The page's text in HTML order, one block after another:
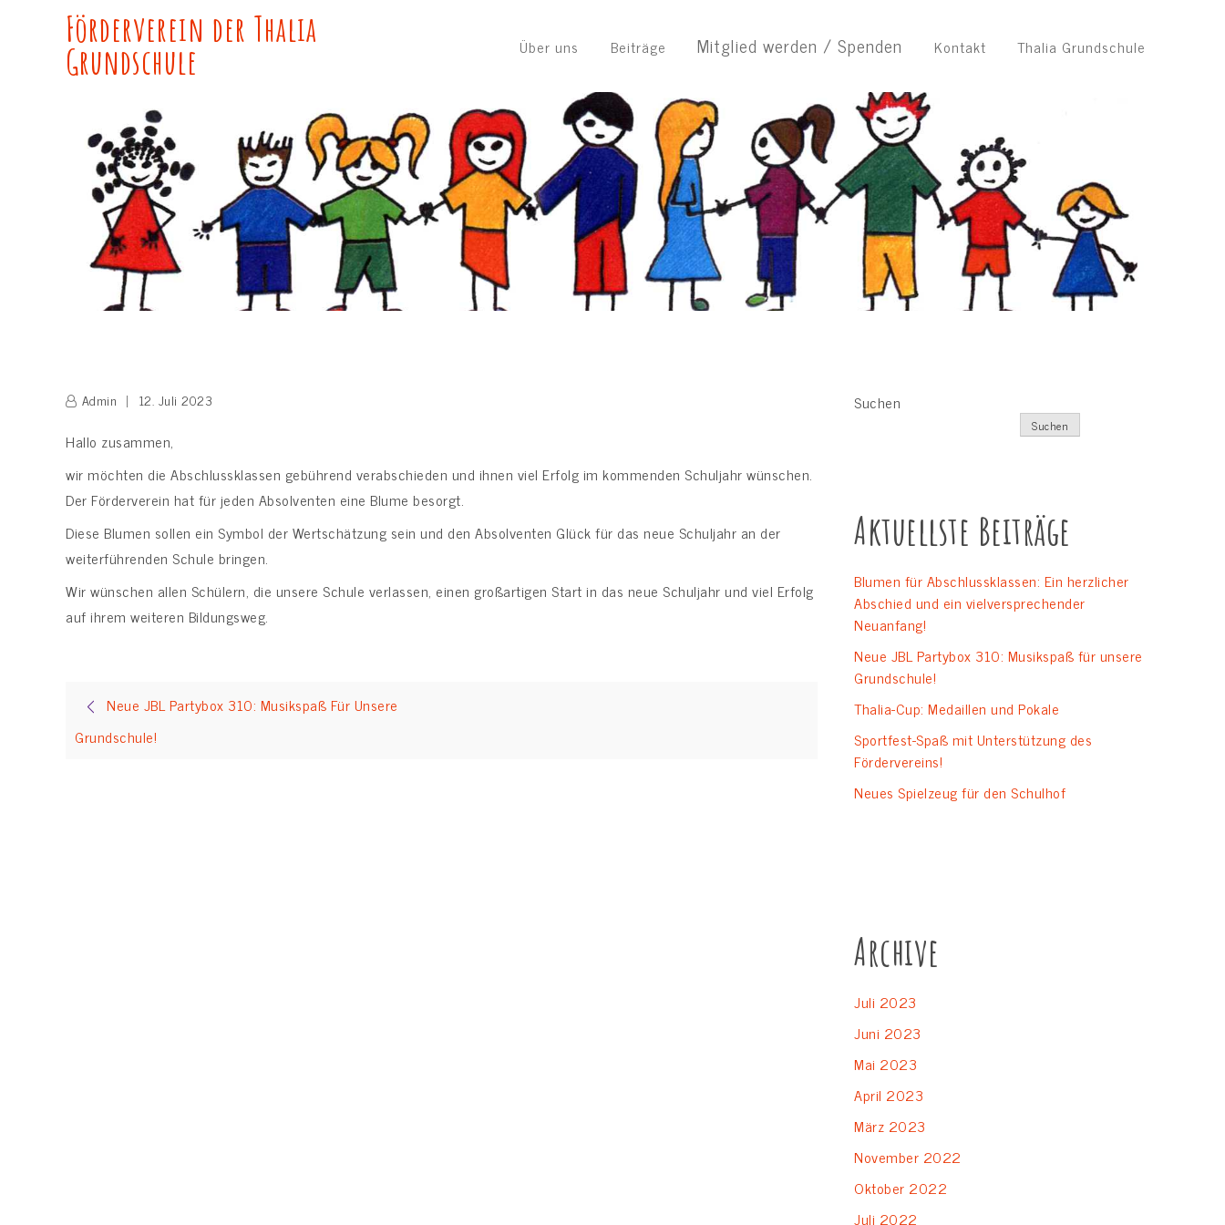
Förderverein der Thalia
Grundschule Über uns Beiträge Mitglied werden / Spenden Kontakt Thalia Grundschule
Admin 12. Juli 2023
Hallo zusammen,
wir möchten die Abschlussklassen gebührend verabschieden und ihnen viel Erfolg im kommenden Schuljahr wünschen.
Der Förderverein hat für jeden Absolventen eine Blume besorgt.
Diese Blumen sollen ein Symbol der Wertschätzung sein und den Absolventen Glück für das neue Schuljahr an der
weiterführenden Schule bringen.
Wir wünschen allen Schülern, die unsere Schule verlassen, einen großartigen Start in das neue Schuljahr und viel Erfolg
auf ihrem weiteren Bildungsweg.
Beitragsnavigation
Neue JBL Partybox 310: Musikspaß Für Unsere
Grundschule!
Suchen
Suchen
Aktuellste Beiträge
Blumen für Abschlussklassen: Ein herzlicher
Abschied und ein vielversprechender
Neuanfang!
Neue JBL Partybox 310: Musikspaß für unsere
Grundschule!
Thalia-Cup: Medaillen und Pokale
Sportfest-Spaß mit Unterstützung des
Fördervereins!
Neues Spielzeug für den Schulhof
Archive
Juli 2023
Juni 2023
Mai 2023
April 2023
März 2023
November 2022
Oktober 2022
Juli 2022